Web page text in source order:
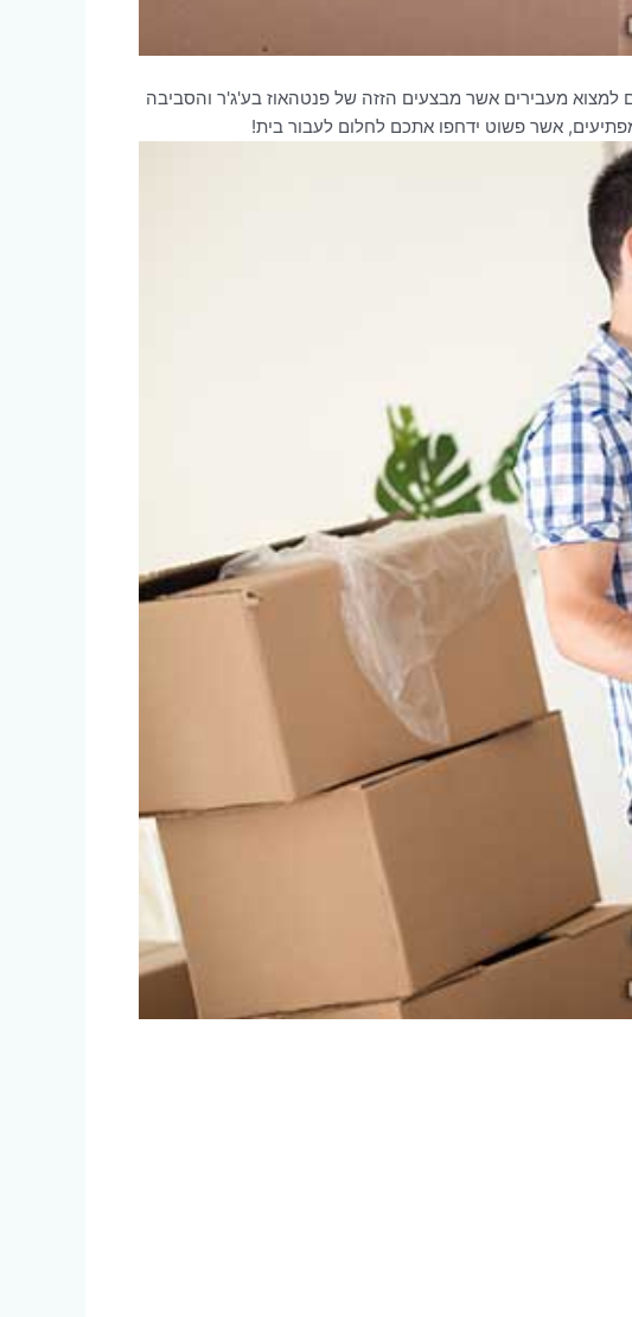
מעבירים אשר מבצעים הזזה של פנטהאוז בע'ג'ר והסביבה
אשר פשוט ידחפו אתכם לחלום לעבור בית!